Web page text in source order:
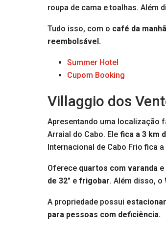
roupa de cama e toalhas. Além
Tudo isso, com o café da
reembolsável.
Summer Hotel
Cupom Booking
Villaggio dos
Apresentando uma localização
Arraial do Cabo. Ele fica a 3 km
Internacional de Cabo Frio fica
Oferece quartos com varanda
de 32″ e frigobar. Além disso, o
A propriedade possui
para pessoas com deficiência.